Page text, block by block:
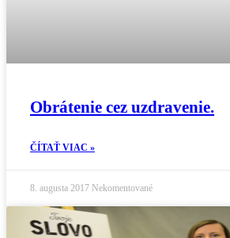
Obrátenie cez uzdravenie.
ČÍTAŤ VIAC »
8. augusta 2017 Nekomentované